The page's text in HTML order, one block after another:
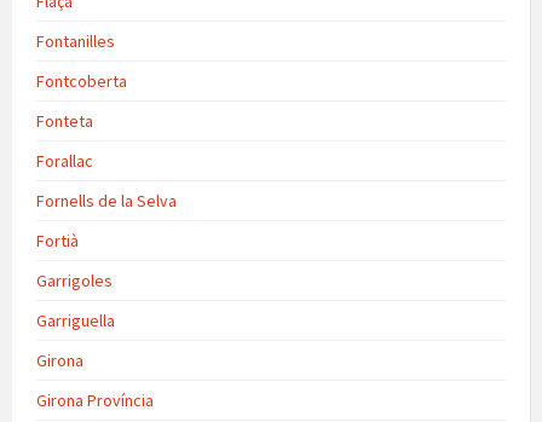
Fontanilles
Fontcoberta
Fonteta
Forallac
Fornells de la Selva
Fortià
Garrigoles
Garriguella
Girona
Girona Província